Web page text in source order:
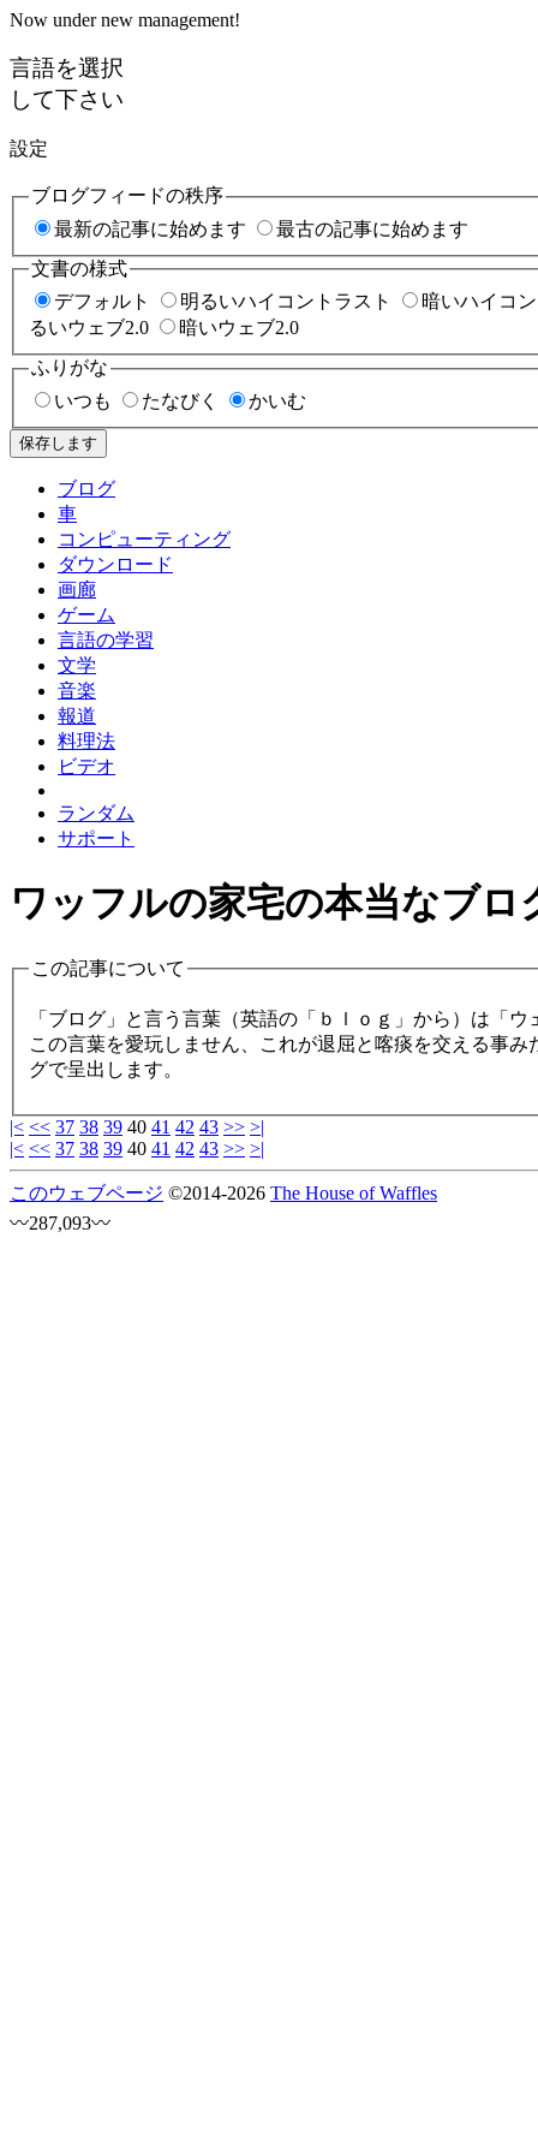
Now under new management!
言語を選択
して下さい
設定
ブログフィードの秩序
最新の記事に始めます
最古の記事に始めます
文書の様式
デフォルト
明るいハイコントラスト
暗いハイコ
るいウェブ2.0
暗いウェブ2.0
ふりがな
いつも
たなびく かいむ
保存します
ブログ
車
コンピューティング
ダウンロード
画廊
ゲーム
言語の学習
文学
音楽
報道
料理法
ビデオ
ランダム
サポート
ワッフルの家宅の本当なブロ
この記事について
「ブログ」と言う言葉（英語の「ｂｌｏｇ」から）は「
この言葉を愛玩しません、これが退屈と喀痰を交える事
グで呈出します。
|< << 37 38 39 40 41 42 43 >> >|
|< << 37 38 39 40 41 42 43 >> >|
このウェブページ ©2014-2026 The House of Waffles
〰287,093〰